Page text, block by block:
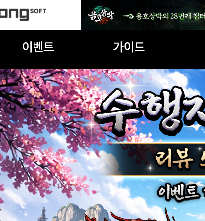
진행중인 이벤트
초보자가이드
세계관
게임특징
무공계열
아이템확률